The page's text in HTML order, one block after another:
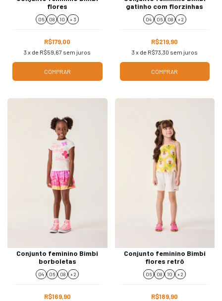
flores
06 08 10 + 3
R$179,00
3 x de R$59,67 sem juros
COMPRAR
gatinho com florzinhas
04 06 08 + 2
R$219,90
3 x de R$73,30 sem juros
COMPRAR
Conjunto feminino Bimbi
borboletas
04 06 08 + 2
R$169,90
Conjunto feminino Bimbi
flores retrô
06 08 10 + 2
R$189,90